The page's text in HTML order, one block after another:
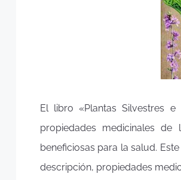
El libro «Plantas Silvestres
propiedades medicinales
beneficiosas para la salud.
descripción, propiedades